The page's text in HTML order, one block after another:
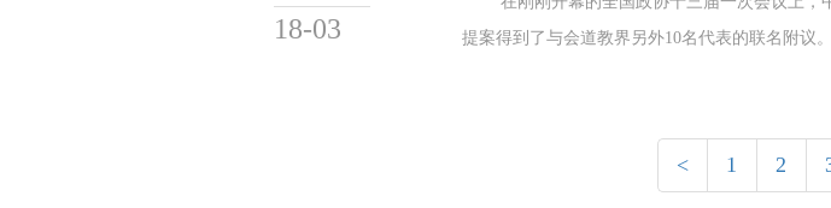
18-03
提案得到了与会道教界另外10名代表的联名附议。
< 1 2